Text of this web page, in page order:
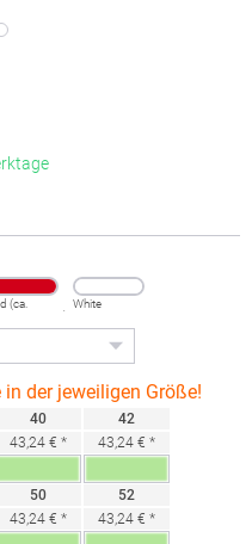
(ca.
200C)
White
der jeweiligen Größe!
40
43,24 € *
42
43,24 € *
50
43,24 € *
52
43,24 € *